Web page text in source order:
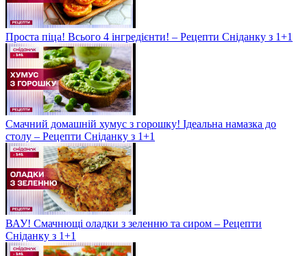
Проста піца! Всього 4 інгредієнти! – Рецепти Сніданку з 1+1
Смачний домашній хумус з горошку! Ідеальна намазка до
столу – Рецепти Сніданку з 1+1
ВАУ! Смачнющі оладки з зеленню та сиром – Рецепти
Сніданку з 1+1